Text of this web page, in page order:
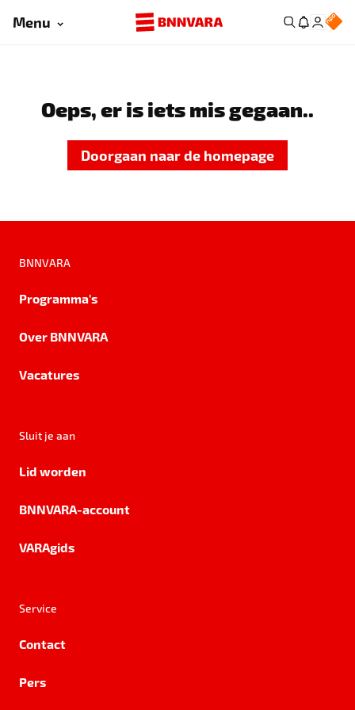
Menu
Oeps, er is iets mis gegaan..
Doorgaan naar de homepage
BNNVARA
Programma's
Over BNNVARA
Vacatures
Sluit je aan
Lid worden
BNNVARA-account
VARAgids
Service
Contact
Pers